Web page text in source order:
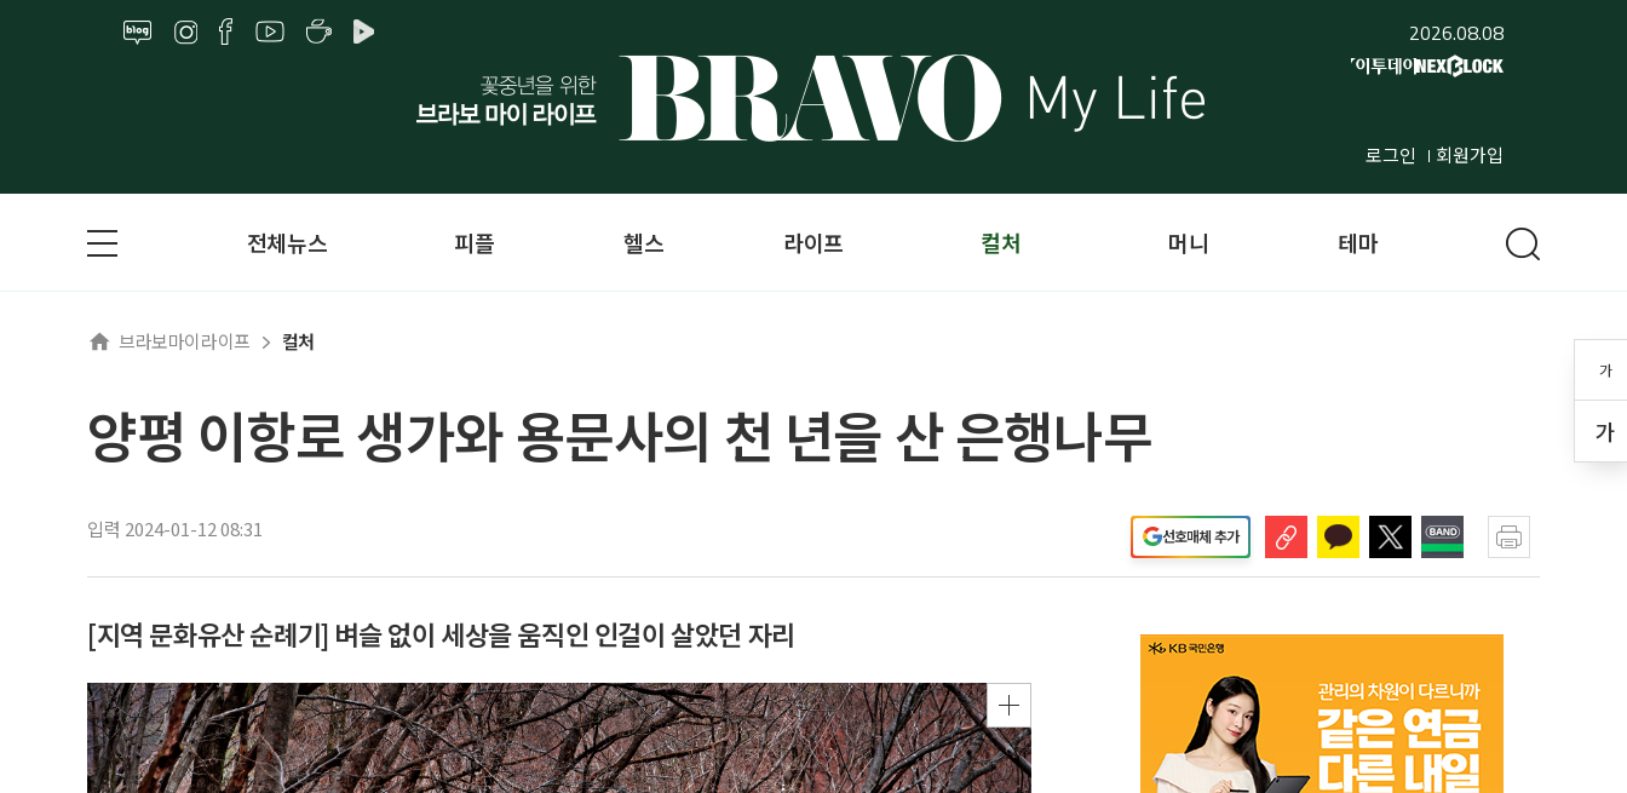
2026.08.08
로그인 회원가입
가
가
전체뉴스 피플 헬스 라이프 컬처 머니 테마
브라보마이라이프 컬처
양평 이항로 생가와 용문사의 천 년을 산 은행나무
입력 2024-01-12 08:31 선호매체 추가
[지역 문화유산 순례기] 벼슬 없이 세상을 움직인 인걸이 살았던 자리